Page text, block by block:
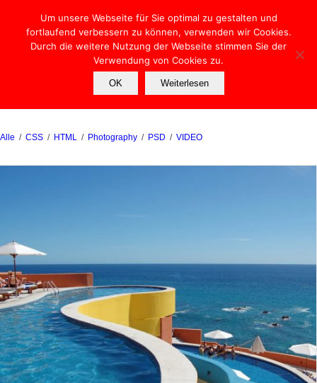
Portfolio Shortcode
Alle / CSS / HTML / Photography / PSD / VIDEO
Um unsere Webseite für Sie optimal zu gestalten und
fortlaufend verbessern zu können, verwenden wir Cookies.
Durch die weitere Nutzung der Webseite stimmen Sie der
Verwendung von Cookies zu.
OK Weiterlesen